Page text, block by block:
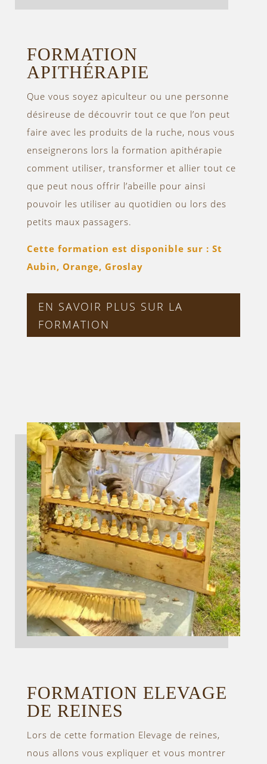
FORMATION
APITHÉRAPIE
Que vous soyez apiculteur ou une personne
désireuse de découvrir tout ce que l’on peut
faire avec les produits de la ruche, nous vous
enseignerons lors la formation apithérapie
comment utiliser, transformer et allier tout ce
que peut nous offrir l’abeille pour ainsi
pouvoir les utiliser au quotidien ou lors des
petits maux passagers.
Cette formation est disponible sur : St
Aubin, Orange, Groslay
EN SAVOIR PLUS SUR LA
FORMATION
FORMATION ELEVAGE
DE REINES
Lors de cette formation Elevage de reines,
nous allons vous expliquer et vous montrer